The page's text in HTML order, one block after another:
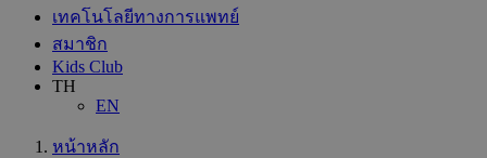
เทคโนโลยีทางการแพทย์
สมาชิก
Kids Club
TH
EN
หน้าหลัก